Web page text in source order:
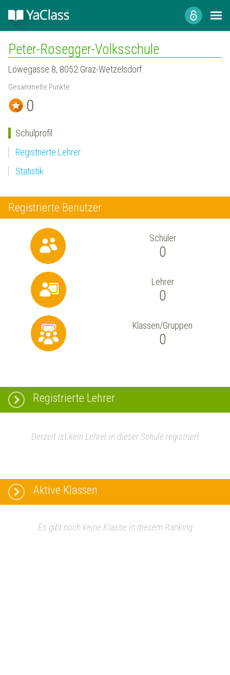
Peter-Rosegger-Volksschule
Löwegasse 8, 8052 Graz-Wetzelsdorf
Gesammelte Punkte:
0
Schulprofil
Registrierte Lehrer
Statistik
Registrierte Benutzer
Schüler
0
Lehrer
0
Klassen/Gruppen
0
Registrierte Lehrer
Derzeit ist kein Lehrer in dieser Schule registriert
Aktive Klassen
Es gibt noch keine Klasse in diesem Ranking